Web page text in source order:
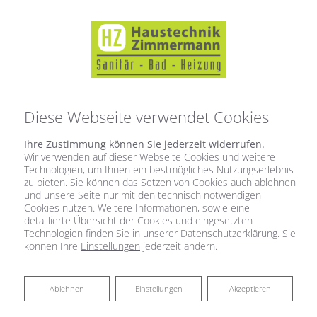
Diese Webseite verwendet Cookies
Ihre Zustimmung können Sie jederzeit widerrufen.
Wir verwenden auf dieser Webseite Cookies und weitere
Technologien, um Ihnen ein bestmögliches Nutzungserlebnis
zu bieten. Sie können das Setzen von Cookies auch ablehnen
und unsere Seite nur mit den technisch notwendigen
Cookies nutzen. Weitere Informationen, sowie eine
detaillierte Übersicht der Cookies und eingesetzten
Technologien finden Sie in unserer Datenschutzerklärung. Sie
können Ihre Einstellungen jederzeit ändern.
Akzeptieren
Einstellungen
Ablehnen
Ablehnen